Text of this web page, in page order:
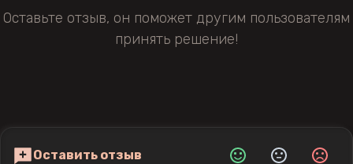
Оставьте отзыв, он поможет другим пользователям
принять решение!
Оставить отзыв